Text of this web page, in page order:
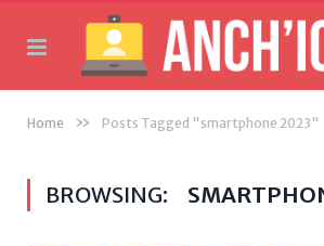
Home » Posts Tagged "smartphone 2023"
BROWSING: